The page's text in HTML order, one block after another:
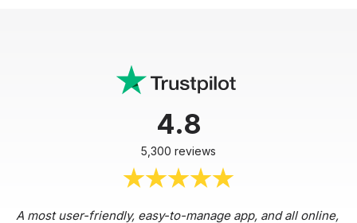
4.8
5,300 reviews
A most user-friendly, easy-to-manage app, and all online,